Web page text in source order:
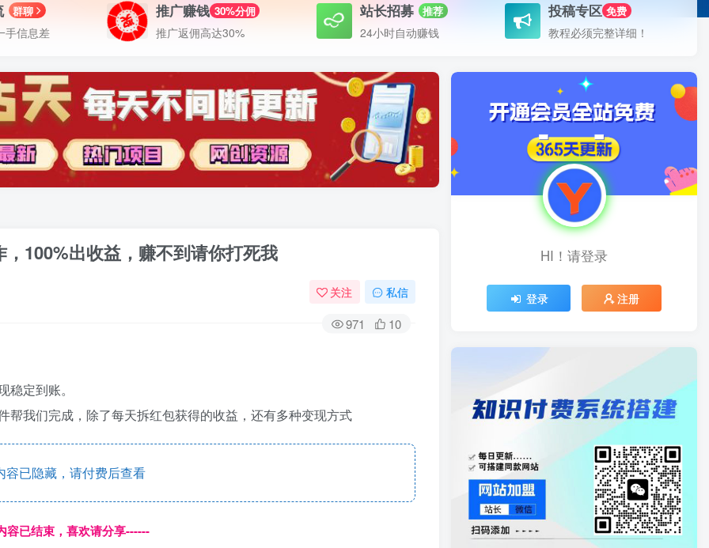
群聊
手信息差
推广赚钱 30%分佣
推广返佣高达30%
站长招募 推荐
24小时自动赚钱
投稿专区 免费
教程必须完整详细！
100%出收益，赚不到请你打死我
关注 私信
971 10
定到账。
我们完成，除了每天拆红包获得的收益，还有多种变现方式
已隐藏，请付费后查看
容已结束，喜欢请分享------
HI！请登录
登录 注册